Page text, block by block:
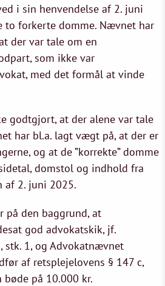
i sin henvendelse af 2. juni
to forkerte domme. Nævnet har
der var tale om en
som ikke var
med det formål at vinde
godtgjort, at der alene var tale
har bl.a. lagt vægt på, at der er
og at de ”korrekte” domme
domstol og indhold fra
af 2. juni 2025.
den baggrund, at
god advokatskik, jf.
stk. 1, og Advokatnævnet
af retsplejelovens § 147 c,
bøde på 10.000 kr.